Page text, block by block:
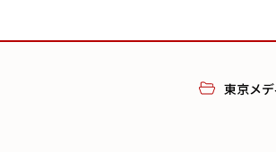
東京メ